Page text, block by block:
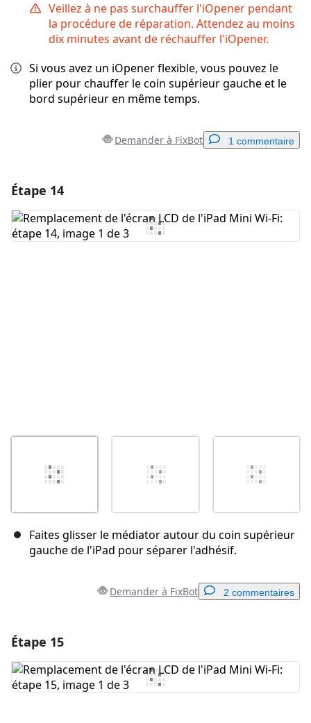
Veillez à ne pas surchauffer l'iOpener pendant
la procédure de réparation. Attendez au moins
dix minutes avant de réchauffer l'iOpener.
Si vous avez un iOpener flexible, vous pouvez le
plier pour chauffer le coin supérieur gauche et le
bord supérieur en même temps.
Demander à FixBot 1 commentaire
Ajouter un commentaire
Étape 14
Faites glisser le médiator autour du coin supérieur
gauche de l'iPad pour séparer l'adhésif.
Demander à FixBot 2 commentaires
Ajouter un commentaire
Étape 15